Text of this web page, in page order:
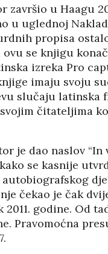
u Haagu
u uglednoj
propisa
se knjigu
izreka Pro
imaju svoju
slučaju latinska
čitateljima
je dao naslov “In
se kasnije
čekao je čak
godine. Od
Pravomoćna
05/
NA